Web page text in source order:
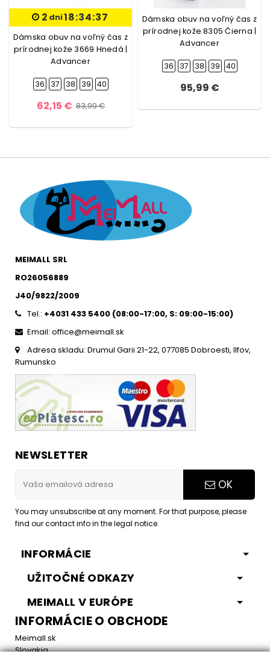
2 dni18:34:36
Dámska obuv na voľný čas z
prírodnej kože 3669 Hnedá |
Advancer
36 37 38 39 40
62,15 € 83,99 €
Dámska obuv na voľný čas z
prírodnej kože 8305 Čierna |
Advancer
36 37 38 39 40
95,99 €
MEIMALL SRL
RO26056889
J40/9822/2009
Tel.: +4031 433 5400 (08:00-17:00, S: 09:00-15:00)
Email: office@meimall.sk
Adresa skladu: Drumul Garii 21-22, 077085 Dobroesti, Ilfov,
Rumunsko
NEWSLETTER
OK
You may unsubscribe at any moment. For that purpose, please
find our contact info in the legal notice.
INFORMÁCIE
UŽITOČNÉ ODKAZY
MEIMALL V EURÓPE
INFORMÁCIE O OBCHODE
Meimall.sk
Slovakia